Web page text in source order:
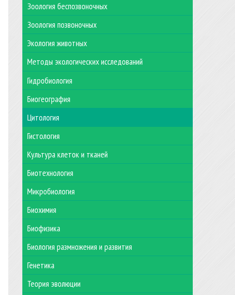
Зоология беспозвоночных
Зоология позвоночных
Экология животных
Методы экологических исследований
Гидробиология
Биогеография
Цитология
Гистология
Культура клеток и тканей
Биотехнология
Микробиология
Биохимия
Биофизика
Биология размножения и развития
Генетика
Теория эволюции